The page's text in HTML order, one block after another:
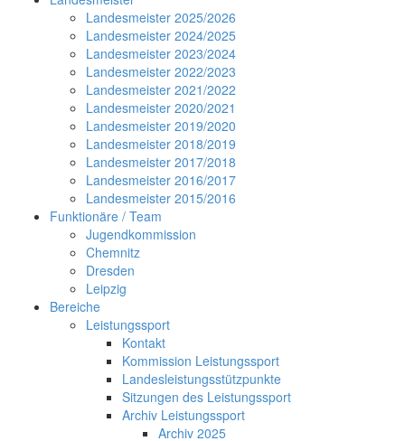
Landesmeister 2025/2026
Landesmeister 2024/2025
Landesmeister 2023/2024
Landesmeister 2022/2023
Landesmeister 2021/2022
Landesmeister 2020/2021
Landesmeister 2019/2020
Landesmeister 2018/2019
Landesmeister 2017/2018
Landesmeister 2016/2017
Landesmeister 2015/2016
Funktionäre / Team
Jugendkommission
Chemnitz
Dresden
Leipzig
Bereiche
Leistungssport
Kontakt
Kommission Leistungssport
Landesleistungsstützpunkte
Sitzungen des Leistungssport
Archiv Leistungssport
Archiv 2025